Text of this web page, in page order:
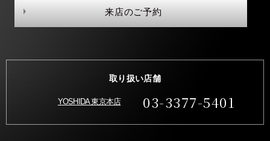
来店のご予約
取り扱い店舗
YOSHIDA 東京本店 03-3377-5401